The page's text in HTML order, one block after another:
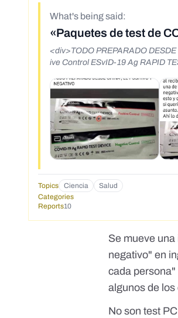
What's being said:
«Paquetes de test de
<div>TODO PREPARADO
ive Control ESvID-19 Ag RAPID
Topics Ciencia Salud
Categories
Reports10
Se mueve
negativo" en
cada
algunos de
No son test